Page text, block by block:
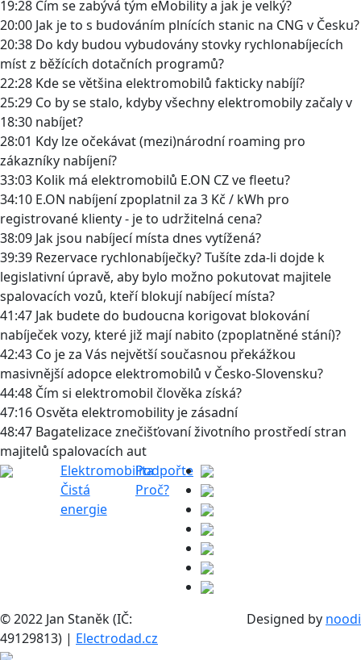
19:28 Čím se zabývá tým eMobility a jak je velký?
20:00 Jak je to s budováním plnících stanic na CNG v Česku?
20:38 Do kdy budou vybudovány stovky rychlonabíjecích
míst z běžících dotačních programů?
22:28 Kde se většina elektromobilů fakticky nabíjí?
25:29 Co by se stalo, kdyby všechny elektromobily začaly v
18:30 nabíjet?
28:01 Kdy lze očekávat (mezi)národní roaming pro
zákazníky nabíjení?
33:03 Kolik má elektromobilů E.ON CZ ve fleetu?
34:10 E.ON nabíjení zpoplatnil za 3 Kč / kWh pro
registrované klienty - je to udržitelná cena?
38:09 Jak jsou nabíjecí místa dnes vytížená?
39:39 Rezervace rychlonabíječky? Tušíte zda-li dojde k
legislativní úpravě, aby bylo možno pokutovat majitele
spalovacích vozů, kteří blokují nabíjecí místa?
41:47 Jak budete do budoucna korigovat blokování
nabíječek vozy, které již mají nabito (zpoplatněné stání)?
42:43 Co je za Vás největší současnou překážkou
masivnější adopce elektromobilů v Česko-Slovensku?
44:48 Čím si elektromobil člověka získá?
47:16 Osvěta elektromobility je zásadní
48:47 Bagatelizace znečišťovaní životního prostředí stran
majitelů spalovacích aut
Elektromobilita
Čistá
energie
Podpořte
Proč?
© 2022 Jan Staněk (IČ:
49129813) | Electrodad.cz
Designed by noodi